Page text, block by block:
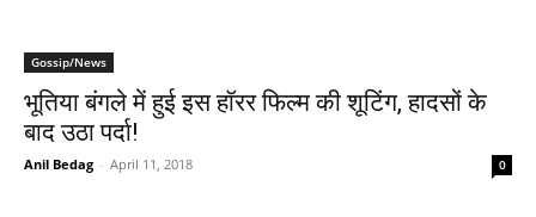
Gossip/News
भूतिया बंगले में हुई इस हॉरर फिल्म की शूटिंग, हादसों के
बाद उठा पर्दा!
Anil Bedag - April 11, 2018 0